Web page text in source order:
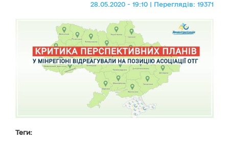
28.05.2020 - 19:10 | Переглядів: 19371
Теги: